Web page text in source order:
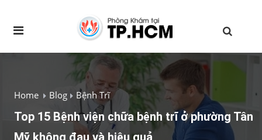
Home Blog Bệnh Trĩ
Top 15 Bệnh viện chữa bệnh trĩ ở phường Tân
Mỹ không đau và hiệu quả